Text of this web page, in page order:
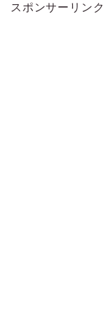
スポンサーリンク